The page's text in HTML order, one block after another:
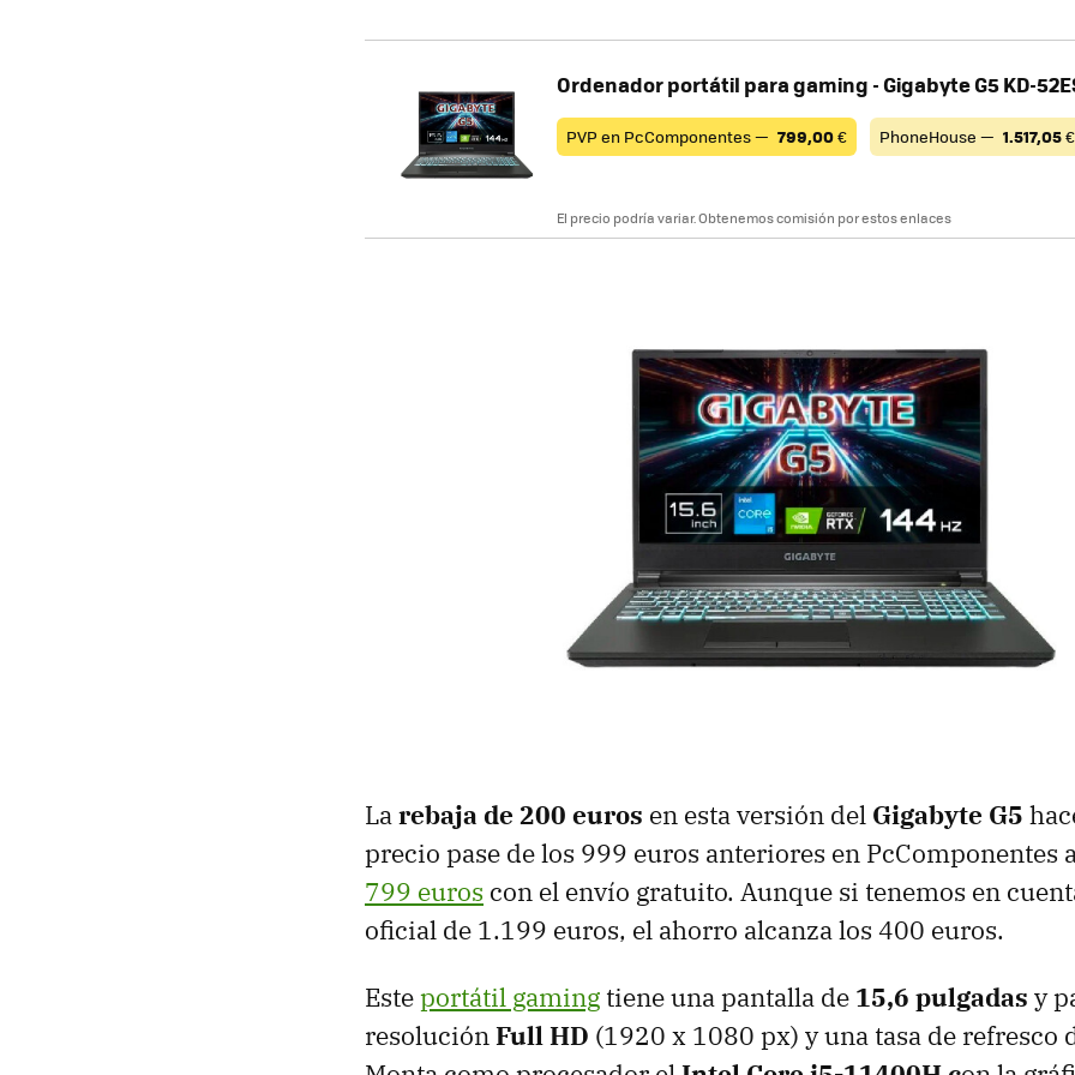
Ordenador portátil para gaming - Gigabyte G5 KD-
PVP en PcComponentes — 799,00€ PhoneHouse — 1.517,05€
El precio podría variar. Obtenemos comisión por estos enlaces
Larebaja de 200 euros en esta versión del Gigabyte G5
precio pase de los 999 euros anteriores en PcComponentes
799 euros con el envío gratuito. Aunque si tenemos en
oficial de 1.199 euros, el ahorro alcanza los 400 euros.
Esteportátil gaming tiene una pantalla de 15,6 pulgadas y
resoluciónFull HD (1920 x 1080 px) y una tasa de refresco